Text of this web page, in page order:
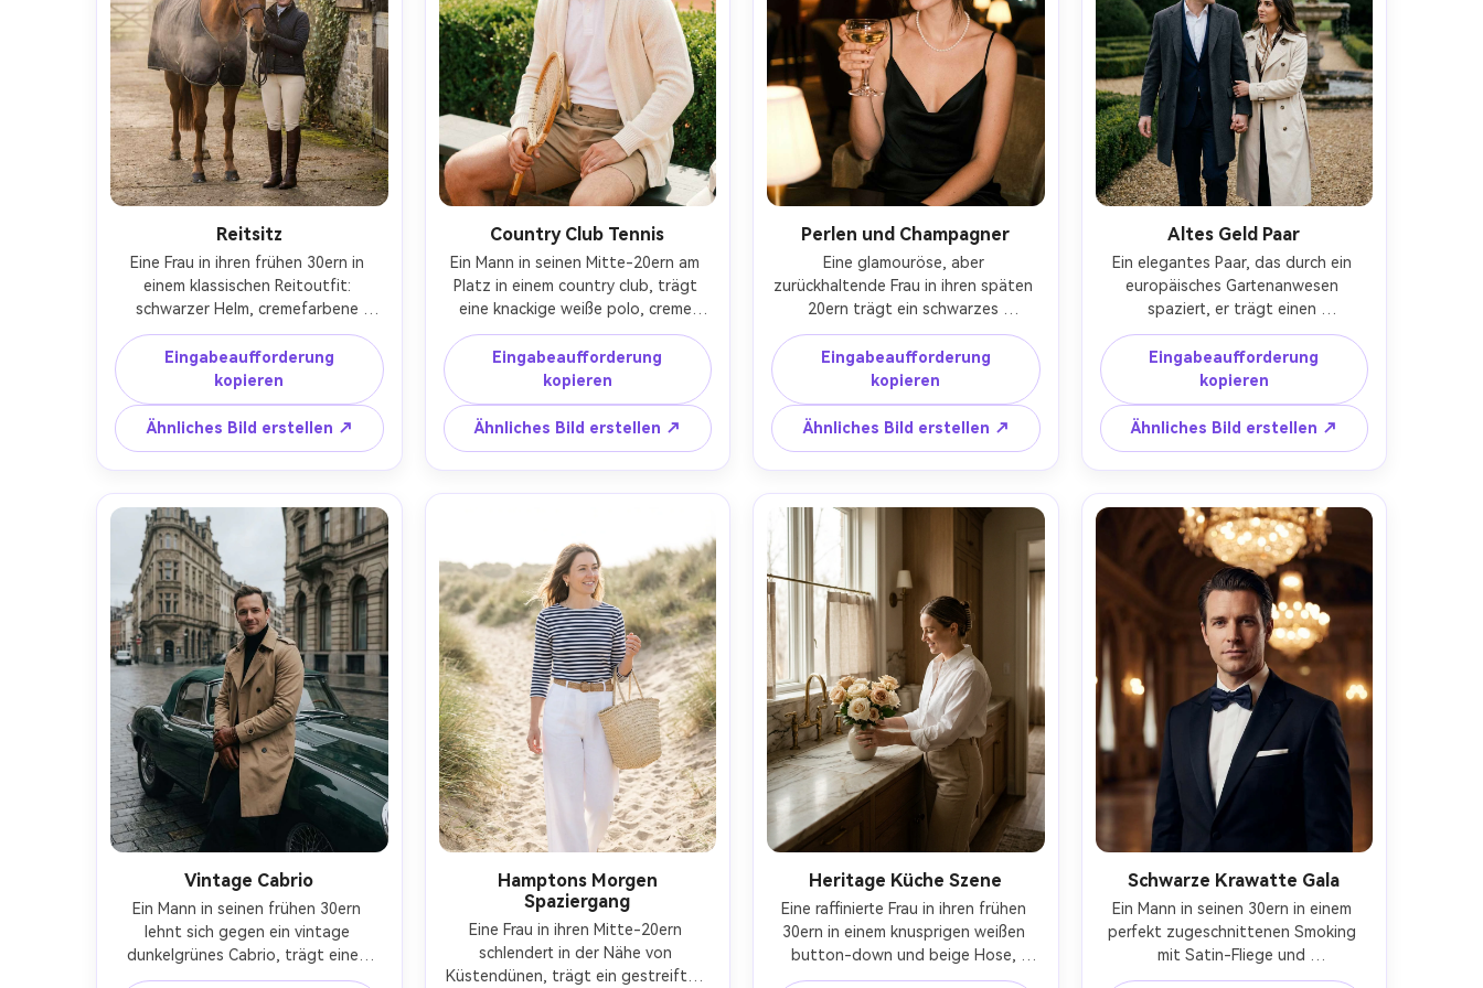
Farbbewertung-AR 4:5
Reitsitz
Eine Frau in ihren frühen 30ern in
einem klassischen Reitoutfit:
schwarzer Helm, cremefarbene
Hose, braune Lederstiefel,
gesteppte Jacke, neben einem
gepflegten Kastanienpferd in einem
Steinstall stehen, früher
Morgennebel, weiches diffuses
Licht, aufgenommen auf Canon EOS
R6, 70-200mm f/2.8,
Ganzkörperporträt, filmischer
Realismus, natürliche Texturen, old
money Country Elegance-AR 4:5
Eingabeaufforderung
kopieren
Ähnliches Bild erstellen ↗
Country Club Tennis
Ein Mann in seinen Mitte-20ern am
Platz in einem country club, trägt
eine knackige weiße polo, creme
Strickjacke, maßgeschneiderte
shorts, hält einen Tennisschläger
beiläufig, helles, aber weiches
Tageslicht, grüne Hecken und
Lehmplatzhintergrund,
aufgenommen auf Fujifilm GFX 100S,
63 mm f/2.8, offenes Porträt,
fotorealistisch, vintage lifestyle
4:5
Eingabeaufforderung
kopieren
Ähnliches Bild erstellen ↗
Perlen und Champagner
Eine glamouröse, aber
zurückhaltende Frau in ihren späten
20ern trägt ein schwarzes
Seidenkleid, einzelne Strang Perlen,
natürliches tauiges Make-up, hält
ein Coupé-Glas Champagner in einer
dunklen Luxushotellounge, warme
schwache Beleuchtung mit weichen
highlights, aufgenommen auf Leica
SL2, 50mm f/1.4, Nahaufnahme-
Porträt, cremiges bokeh,
fotorealistisch, redaktionelle
Nachtstimmung, ruhiges Luxus-
Eingabeaufforderung
kopieren
Ähnliches Bild erstellen ↗
Altes Geld Paar
Ein elegantes Paar, das durch ein
europäisches Gartenanwesen
spaziert, er trägt einen
marineblauen Anzug mit Kaschmir-
Mantel, sie trägt einen
cremefarbenen trench und einen
Seidenschal, Hände halten, weiches
bewölktes Tageslicht, geschnittene
Hecken und Steinbrunnen hinter,
aufgenommen auf Canon EOS R5, 35
mm f/1.4, Ganzkörper offen,
filmischer Realismus, gedämpfte
Töne, subtile Filmkörner, zeitlose
Romantik-AR 4:5
Eingabeaufforderung
kopieren
Ähnliches Bild erstellen ↗
Vintage Cabrio
Ein Mann in seinen frühen 30ern
lehnt sich gegen ein vintage
dunkelgrünes Cabrio, trägt einen
braunen Trenchcoat, schwarzen
Hamptons Morgen
Spaziergang
Eine Frau in ihren Mitte-20ern
schlendert in der Nähe von
Küstendünen, trägt ein gestreiftes
Heritage Küche Szene
Eine raffinierte Frau in ihren frühen
30ern in einem knusprigen weißen
button-down und beige Hose,
Haare ordentlich zurück
Schwarze Krawatte Gala
Ein Mann in seinen 30ern in einem
perfekt zugeschnittenen Smoking
mit Satin-Fliege und
Taschenquadrat, steht unter